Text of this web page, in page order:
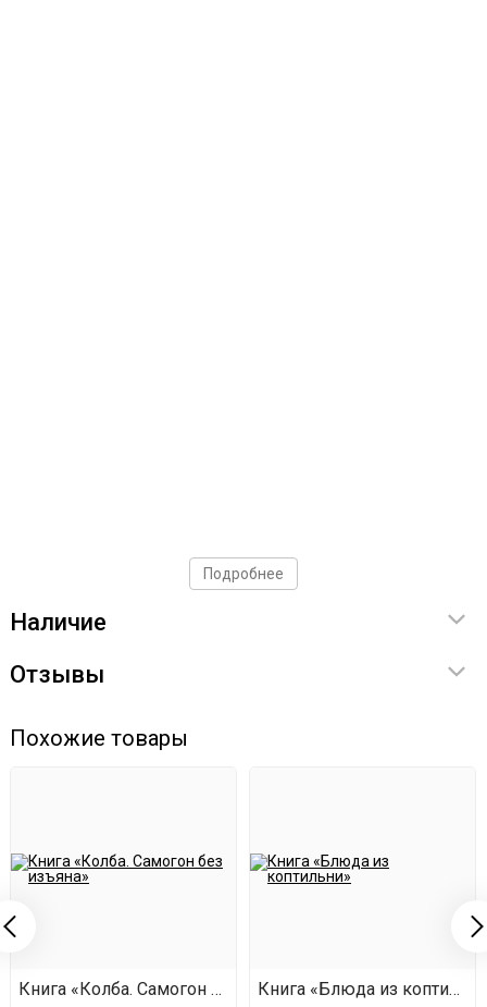
Подробнее
Наличие
Отзывы
Похожие товары
«Сaмогонный аппарат. От браги до дистиллята»
Книга «Колба. Самогон без изъяна»Книга «Блюда из